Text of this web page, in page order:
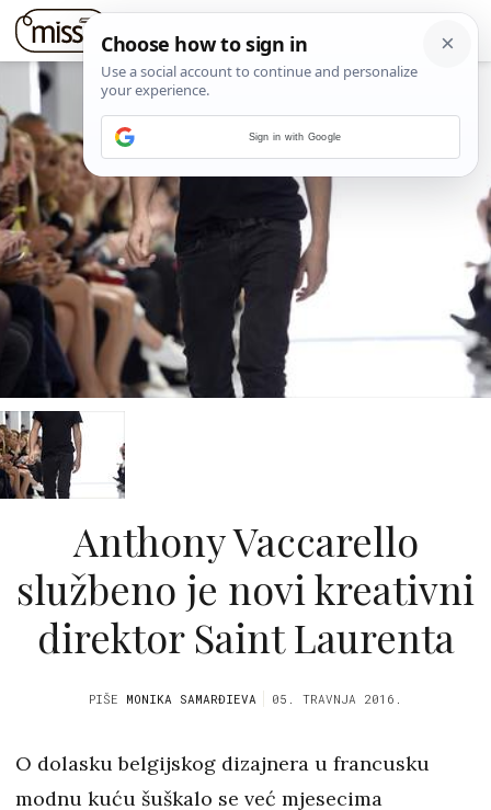
Anthony Vaccarello
službeno je novi kreativni
direktor Saint Laurenta
PIŠE MONIKA SAMARĐIEVA 05. TRAVNJA 2016.
O dolasku belgijskog dizajnera u francusku
modnu kuću šuškalo se već mjesecima
Sign in with Google